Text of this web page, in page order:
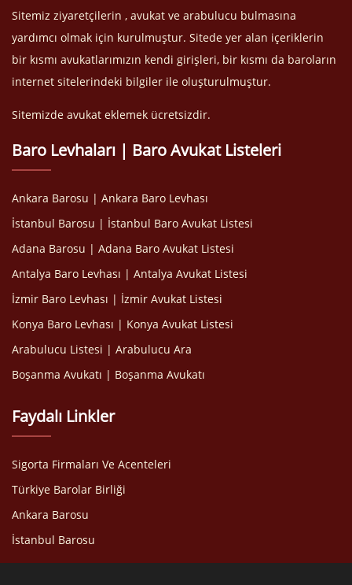
Sitemiz ziyaretçilerin , avukat ve arabulucu bulmasına
yardımcı olmak için kurulmuştur. Sitede yer alan içeriklerin
bir kısmı avukatlarımızın kendi girişleri, bir kısmı da baroların
internet sitelerindeki bilgiler ile oluşturulmuştur.
Sitemizde avukat eklemek ücretsizdir.
Baro Levhaları | Baro Avukat Listeleri
Ankara Barosu | Ankara Baro Levhası
İstanbul Barosu | İstanbul Baro Avukat Listesi
Adana Barosu | Adana Baro Avukat Listesi
Antalya Baro Levhası | Antalya Avukat Listesi
İzmir Baro Levhası | İzmir Avukat Listesi
Konya Baro Levhası | Konya Avukat Listesi
Arabulucu Listesi | Arabulucu Ara
Boşanma Avukatı | Boşanma Avukatı
Faydalı Linkler
Sigorta Firmaları Ve Acenteleri
Türkiye Barolar Birliği
Ankara Barosu
İstanbul Barosu